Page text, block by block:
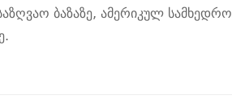
ბაზაზე, ამერიკულ სამხედრო